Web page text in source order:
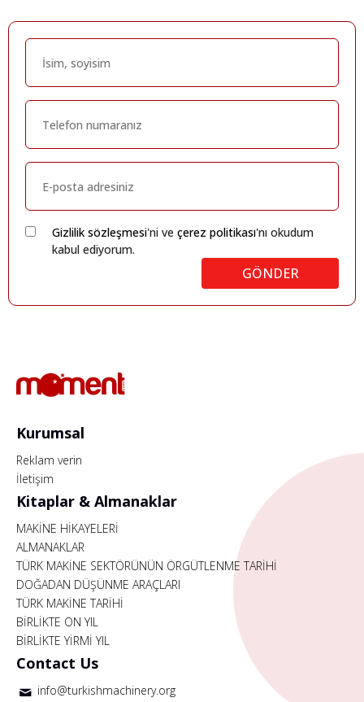
Gizlilik sözleşmesi'ni ve çerez politikası'nı okudum
kabul ediyorum.
GÖNDER
Kurumsal
Reklam verin
İletişim
Kitaplar & Almanaklar
MAKİNE HİKAYELERİ
ALMANAKLAR
TÜRK MAKİNE SEKTÖRÜNÜN ÖRGÜTLENME TARİHİ
DOĞADAN DÜŞÜNME ARAÇLARI
TÜRK MAKİNE TARİHİ
BİRLİKTE ON YIL
BİRLİKTE YİRMİ YIL
Contact Us
info@turkishmachinery.org